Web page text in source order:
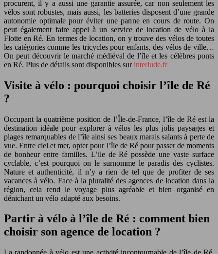
procurent, il y a aussi une garantie assurée, car non seulement les
vélos sont robustes, mais aussi, les batteries disposent d’une grande
autonomie optimale pour éviter une panne en cours de route. On
peut également faire appel à un service de location de vélo à la
Flotte en Ré. En termes de location, on y trouve des vélos de toutes
les catégories comme les tricycles pour enfants, des vélos de ville…
On peut découvrir le marché médiéval de l’île et les célèbres ponts
en Ré. Plus de détails sont disponibles surinterlude.fr
Visite à vélo : pourquoi choisir l’île de Ré
?
Occupant la quatrième position de l’Île-de-France, l’île de Ré est la
destination idéale pour explorer à vélos les plus jolis paysages et
plages remarquables de l’île ainsi ses beaux marais salants à perte de
vue. Entre ciel et mer, opter pour l’île de Ré pour passer de moments
de bonheur entre familles. L’ile de Ré possède une vaste surface
cyclable, c’est pourquoi on le surnomme le paradis des cyclistes.
Nature et authenticité, il n’y a rien de tel que de profiter de ses
vacances à vélo. Face à la pluralité des agences de location dans la
région, cela rend le voyage plus agréable et bien organisé en
dénichant un vélo adapté aux besoins.
Partir à vélo à l’île de Ré : comment bien
choisir son agence de location ?